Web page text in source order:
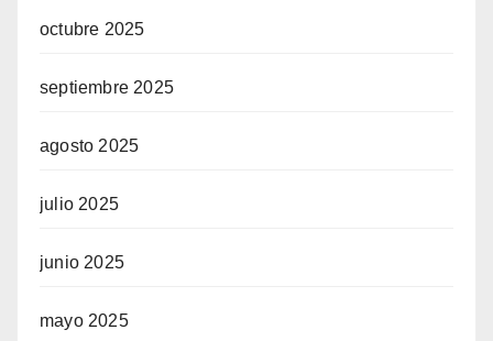
octubre 2025
septiembre 2025
agosto 2025
julio 2025
junio 2025
mayo 2025